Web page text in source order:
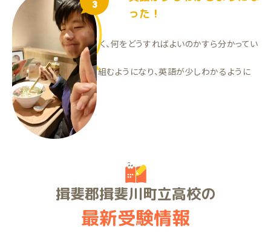
3
った！
以前は学習の習慣がなく、何をどうすればよいのかすら分かってい
ませんでした。
家庭教師で学習に取り組むようになり、英語が少しわかるように
なりました！
FNくん（中2）
揖斐郡揖斐川町立高校の
最新受験情報